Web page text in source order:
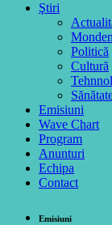
Ştiri
Politică
Cultură
Emisiuni
Wave Chart
Program
Anunturi
Echipa
Contact
Emisiuni